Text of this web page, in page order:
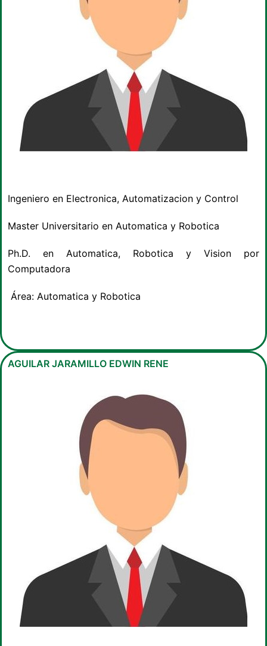
Ingeniero en Electronica, Automatizacion y Control
Master Universitario en Automatica y Robotica
Ph.D. en Automatica, Robotica y Vision por
Computadora
Área: Automatica y Robotica
AGUILAR JARAMILLO EDWIN RENE